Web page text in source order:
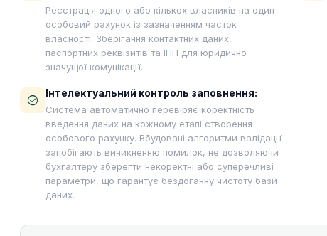
Реєстрація одного або кількох власників на один
особовий рахунок із зазначенням часток
власності. Зберігання контактних даних,
паспортних реквізитів та ІПН для юридично
значущої комунікації.
check_circle Інтелектуальний контроль заповнення:
Система автоматично перевіряє коректність
введення даних на кожному етапі створення
особового рахунку. Вбудовані алгоритми валідації
запобігають виникненню помилок, не дозволяючи
бухгалтеру зберегти некоректні або суперечливі
параметри, що гарантує бездоганну чистоту бази
даних.